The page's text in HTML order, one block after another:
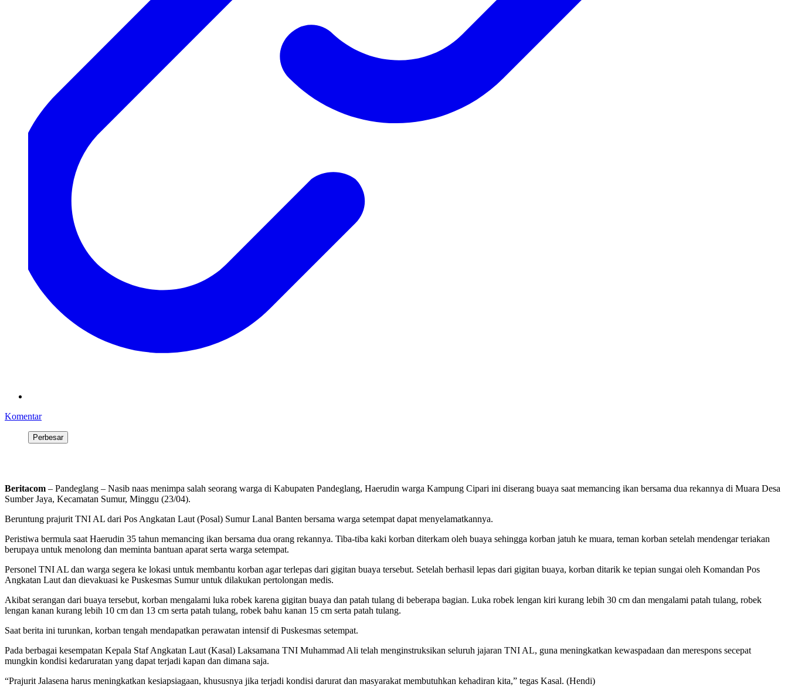
Komentar
Perbesar
Beritacom – Pandeglang – Nasib naas menimpa salah seorang warga di Kabupaten Pandeglang, Haerudin warga Kampung Cipari ini diserang buaya saat memancing ikan bersama dua rekannya di Muara Desa
Sumber Jaya, Kecamatan Sumur, Minggu (23/04).
Beruntung prajurit TNI AL dari Pos Angkatan Laut (Posal) Sumur Lanal Banten bersama warga setempat dapat menyelamatkannya.
Peristiwa bermula saat Haerudin 35 tahun memancing ikan bersama dua orang rekannya. Tiba-tiba kaki korban diterkam oleh buaya sehingga korban jatuh ke muara, teman korban setelah mendengar teriakan
berupaya untuk menolong dan meminta bantuan aparat serta warga setempat.
Personel TNI AL dan warga segera ke lokasi untuk membantu korban agar terlepas dari gigitan buaya tersebut. Setelah berhasil lepas dari gigitan buaya, korban ditarik ke tepian sungai oleh Komandan Pos
Angkatan Laut dan dievakuasi ke Puskesmas Sumur untuk dilakukan pertolongan medis.
Akibat serangan dari buaya tersebut, korban mengalami luka robek karena gigitan buaya dan patah tulang di beberapa bagian. Luka robek lengan kiri kurang lebih 30 cm dan mengalami patah tulang, robek
lengan kanan kurang lebih 10 cm dan 13 cm serta patah tulang, robek bahu kanan 15 cm serta patah tulang.
Saat berita ini turunkan, korban tengah mendapatkan perawatan intensif di Puskesmas setempat.
Pada berbagai kesempatan Kepala Staf Angkatan Laut (Kasal) Laksamana TNI Muhammad Ali telah menginstruksikan seluruh jajaran TNI AL, guna meningkatkan kewaspadaan dan merespons secepat
mungkin kondisi kedaruratan yang dapat terjadi kapan dan dimana saja.
“Prajurit Jalasena harus meningkatkan kesiapsiagaan, khususnya jika terjadi kondisi darurat dan masyarakat membutuhkan kehadiran kita,” tegas Kasal. (Hendi)